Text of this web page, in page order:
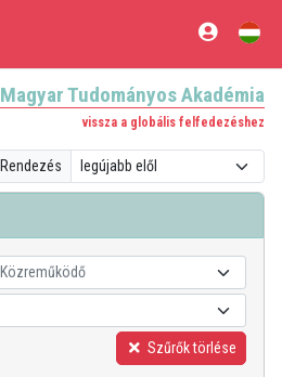
Magyar Tudományos Akadémia
vissza a globális felfedezéshez
Rendezés
Közreműködő
Szűrők törlése